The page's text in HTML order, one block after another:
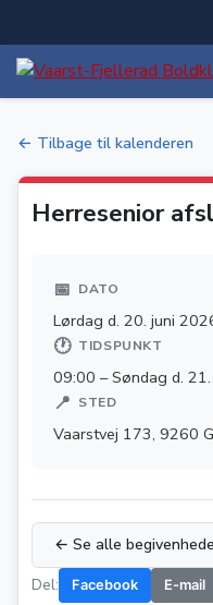
← Tilbage til kalenderen
Herresenior
📅 DATO
Lørdag d. 20. juni
🕐 TIDSPUNKT
09:00 – Søndag d.
📍 STED
Vaarstvej 173, 9260
← Se alle
Del: Facebook E-mail